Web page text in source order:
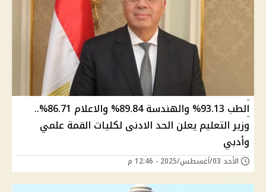
الطب 93.13% والهندسة 89.84% والاعلام 86.71%..
وزير التعليم يعلن الحد الادنى لكليات القمة علمي
وأدبي
الأحد 03/أغسطس/2025 - 12:46 م